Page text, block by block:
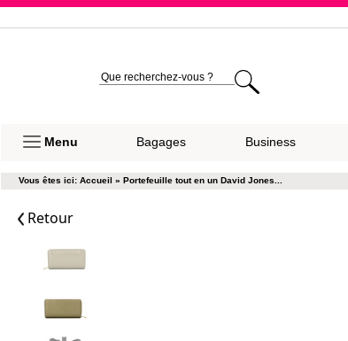
Menu Bagages Business
Vous êtes ici: Accueil » Portefeuille tout en un David Jones...
Retour